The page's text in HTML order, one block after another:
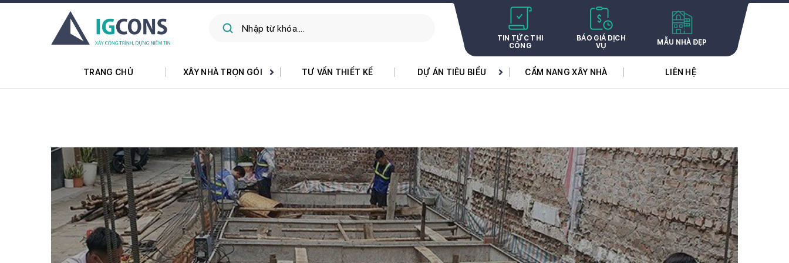
TIN TỨC THI
CÔNG
BÁO GIÁ DỊCH
VỤ
MẪU NHÀ ĐẸP
TRANG CHỦ XÂY NHÀ TRỌN GÓI TƯ VẤN THIẾT KẾ DỰ ÁN TIÊU BIỂU CẨM NANG XÂY NHÀ LIÊN HỆ